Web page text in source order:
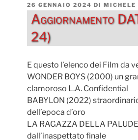
PUBBLICATO
IL
26 GENNAIO 2024 DI MICHELE
Aggiornamento
24)
E questo l’elenco dei Film da
WONDER BOYS (2000) un
clamoroso L.A. Confidential
BABYLON (2022)
dell’epoca d’oro
LA RAGAZZA DELLA
dall’inaspettato finale